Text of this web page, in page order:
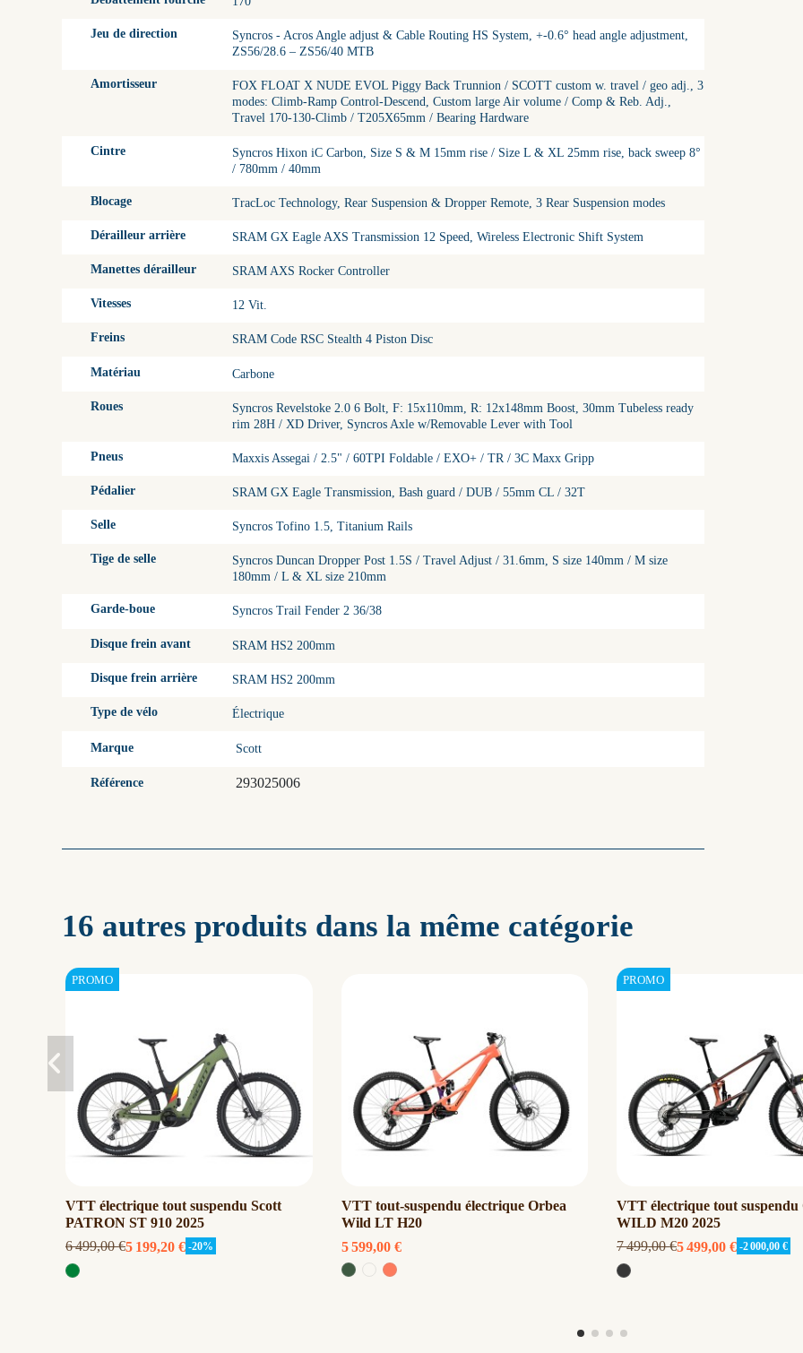
Jeu de direction
Syncros - Acros Angle adjust & Cable Routing HS System, +-0.6° head angle adjustment,
ZS56/28.6 – ZS56/40 MTB
Amortisseur
FOX FLOAT X NUDE EVOL Piggy Back Trunnion / SCOTT custom w. travel / geo adj., 3
modes: Climb-Ramp Control-Descend, Custom large Air volume / Comp & Reb. Adj.,
Travel 170-130-Climb / T205X65mm / Bearing Hardware
Cintre
Syncros Hixon iC Carbon, Size S & M 15mm rise / Size L & XL 25mm rise, back sweep 8°
/ 780mm / 40mm
Blocage TracLoc Technology, Rear Suspension & Dropper Remote, 3 Rear Suspension modes
Dérailleur arrière SRAM GX Eagle AXS Transmission 12 Speed, Wireless Electronic Shift System
Manettes dérailleur SRAM AXS Rocker Controller
Vitesses 12 Vit.
Freins SRAM Code RSC Stealth 4 Piston Disc
Matériau Carbone
Roues
Syncros Revelstoke 2.0 6 Bolt, F: 15x110mm, R: 12x148mm Boost, 30mm Tubeless ready
rim 28H / XD Driver, Syncros Axle w/Removable Lever with Tool
Pneus Maxxis Assegai / 2.5" / 60TPI Foldable / EXO+ / TR / 3C Maxx Gripp
Pédalier SRAM GX Eagle Transmission, Bash guard / DUB / 55mm CL / 32T
Selle Syncros Tofino 1.5, Titanium Rails
Tige de selle
Syncros Duncan Dropper Post 1.5S / Travel Adjust / 31.6mm, S size 140mm / M size
180mm / L & XL size 210mm
Garde-boue Syncros Trail Fender 2 36/38
Disque frein avant SRAM HS2 200mm
Disque frein arrière SRAM HS2 200mm
Type de vélo Électrique
Marque Scott
Référence 293025006
16 autres produits dans la même catégorie
VTT électrique tout suspendu Scott
PATRON ST 910 2025
6 499,00 €5 199,20 € -20%
VTT tout-suspendu électrique Orbea
Wild LT H20
5 599,00 €
VTT électrique tout suspendu
WILD M20 2025
7 499,00 €5 499,00 € -2 000,00 €